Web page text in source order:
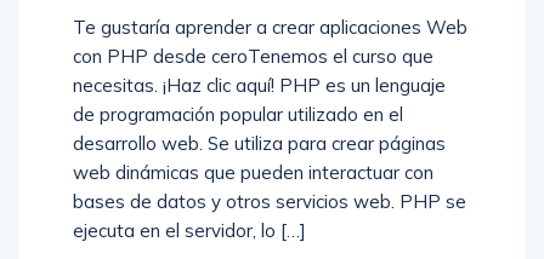
Te gustaría aprender a crear aplicaciones Web
con PHP desde ceroTenemos el curso que
necesitas. ¡Haz clic aquí! PHP es un lenguaje
de programación popular utilizado en el
desarrollo web. Se utiliza para crear páginas
web dinámicas que pueden interactuar con
bases de datos y otros servicios web. PHP se
ejecuta en el servidor, lo […]